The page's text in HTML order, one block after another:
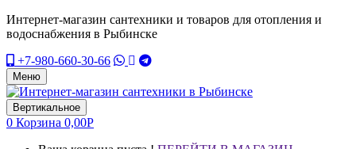
Интернет-магазин сантехники и товаров для отопления и
водоснабжения в Рыбинске
+7-980-660-30-66
Меню
Вертикальное
0 Корзина 0,00Р